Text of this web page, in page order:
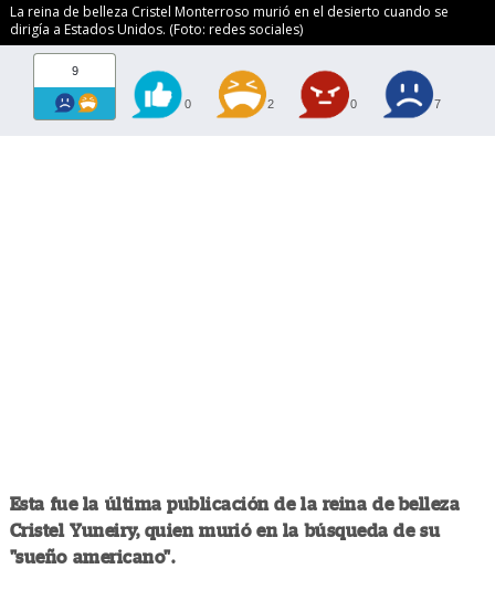
La reina de belleza Cristel Monterroso murió en el desierto cuando se
dirigía a Estados Unidos. (Foto: redes sociales)
9
0 2 0 7
Esta fue la última publicación de la reina de belleza
Cristel Yuneiry, quien murió en la búsqueda de su
"sueño americano".